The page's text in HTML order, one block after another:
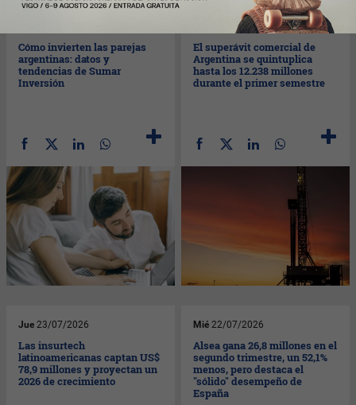
Cómo invierten las parejas
argentinas: datos y
tendencias de Sumar
Inversión
27/07/2026
El superávit comercial de
Argentina se quintuplica
hasta los 12.238 millones
durante el primer semestre
Jue 23/07/2026
Las insurtech
latinoamericanas captan US$
78,9 millones y proyectan un
2026 de crecimiento
Mié 22/07/2026
Alsea gana 26,8 millones en el
segundo trimestre, un 52,1%
menos, pero destaca el
"sólido" desempeño de
España